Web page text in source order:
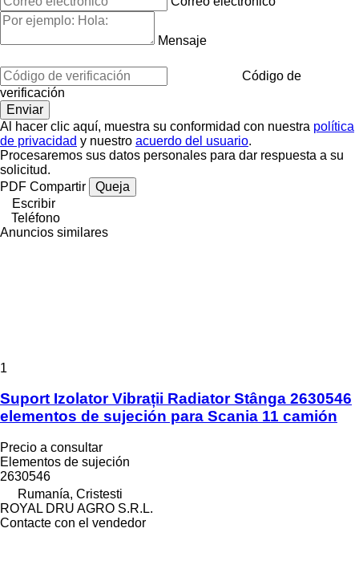
Mensaje
Código de
verificación
Al hacer clic aquí, muestra su conformidad con nuestra política
de privacidad y nuestro acuerdo del usuario.
Procesaremos sus datos personales para dar respuesta a su
solicitud.
PDF Compartir
Queja
Escribir
Teléfono
Anuncios similares
1
Suport Izolator Vibrații Radiator Stânga 2630546
elementos de sujeción para Scania 11 camión
Precio a consultar
Elementos de sujeción
2630546
Rumanía, Cristesti
ROYAL DRU AGRO S.R.L.
Contacte con el vendedor